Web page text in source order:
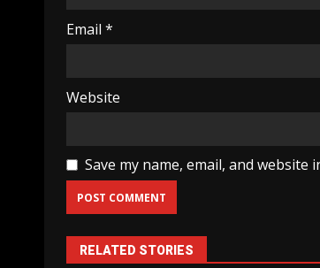
Email *
Website
Save my name, email, and
RELATED STORIES